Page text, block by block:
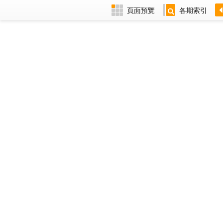
頁面預覽 各期索引